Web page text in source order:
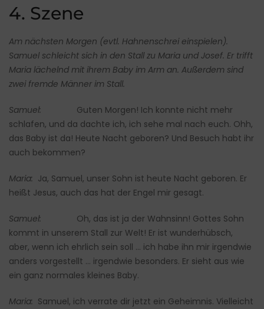
4. Szene
Am nächsten Morgen (evtl. Hahnenschrei einspielen).
Samuel schleicht sich in den Stall zu Maria und Josef. Er trifft
Maria lächelnd mit ihrem Baby im Arm an. Außerdem sind
zwei fremde Männer im Stall.
Samuel: Guten Morgen! Ich konnte nicht mehr
schlafen, und da dachte ich, ich sehe mal nach euch. Ohh,
das Baby ist da! Heute Nacht geboren? Und Besuch habt ihr
auch bekommen?
Maria: Ja, Samuel, unser Sohn ist heute Nacht geboren. Er
heißt Jesus, auch das hat der Engel mir gesagt.
Samuel: Oh, das ist ja der Wahnsinn! Gottes Sohn
kommt in unserem Stall zur Welt! Er ist wunderhübsch,
aber, wenn ich ehrlich sein soll … ich habe ihn mir irgendwie
anders vorgestellt … irgendwie besonders. Er sieht aus wie
ein ganz normales kleines Baby.
Maria: Samuel, ich verrate dir jetzt ein Geheimnis. Vielleicht